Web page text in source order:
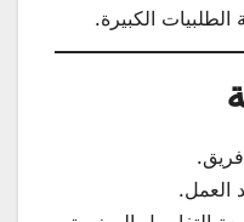
الطلبيات الكبيرة.
العمل.